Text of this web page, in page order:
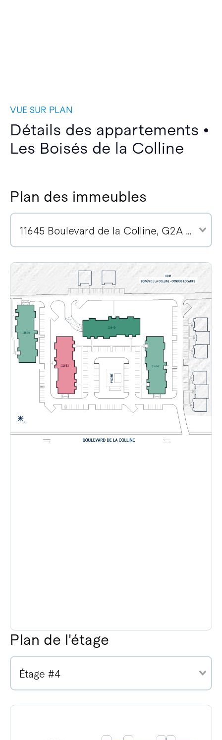
VUE SUR PLAN
Détails des appartements •
Les Boisés de la Colline
Plan des immeubles
11645 Boulevard de la Colline, G2A 2E1 (3)
Plan de l'étage
Étage #4